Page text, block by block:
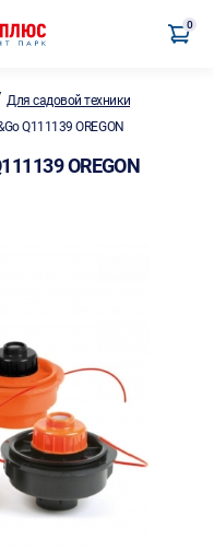
0
Для садовой техники
Q111139 OREGON
OREGON